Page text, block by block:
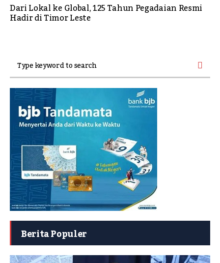
Dari Lokal ke Global, 125 Tahun Pegadaian Resmi
Hadir di Timor Leste
Berita Populer